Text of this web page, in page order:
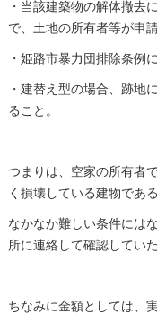
・当該建築物の解体撤去
で、土地の所有者等が申
・姫路市暴力団排除条例
・建替え型の場合、跡地
ること。
つまりは、空家の所有者
く損壊している建物であ
なかなか難しい条件には
所に連絡して確認してい
ちなみに金額としては、